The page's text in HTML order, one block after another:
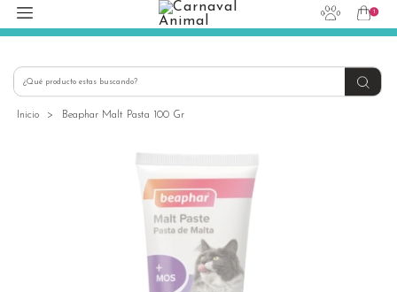
+56939145030
1
Inicio > Beaphar Malt Pasta 100 Gr